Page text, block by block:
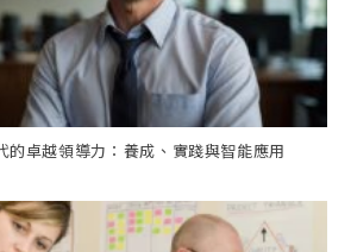
的卓越領導力：養成、實踐與智能應用